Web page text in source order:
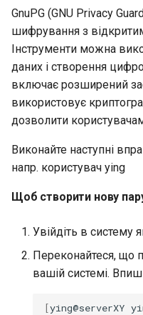
GnuPG (GNU Privacy
шифрування з
Інструменти можна
даних і створення
включає розширений
використовує
дозволити
Виконайте наступні
напр. користувач ying
Щоб створити нову
Увійдіть в систему
Переконайтеся, що
вашій системі.
[ying@serverXY